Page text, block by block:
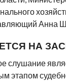
Анна
НА
слушание
этапом